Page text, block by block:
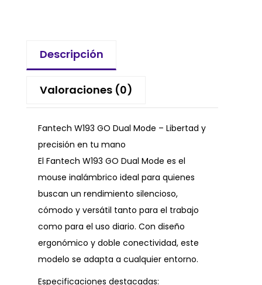
Descripción
Valoraciones (0)
Fantech W193 GO Dual Mode – Libertad y
precisión en tu mano
El Fantech W193 GO Dual Mode es el
mouse inalámbrico ideal para quienes
buscan un rendimiento silencioso,
cómodo y versátil tanto para el trabajo
como para el uso diario. Con diseño
ergonómico y doble conectividad, este
modelo se adapta a cualquier entorno.
Especificaciones destacadas: